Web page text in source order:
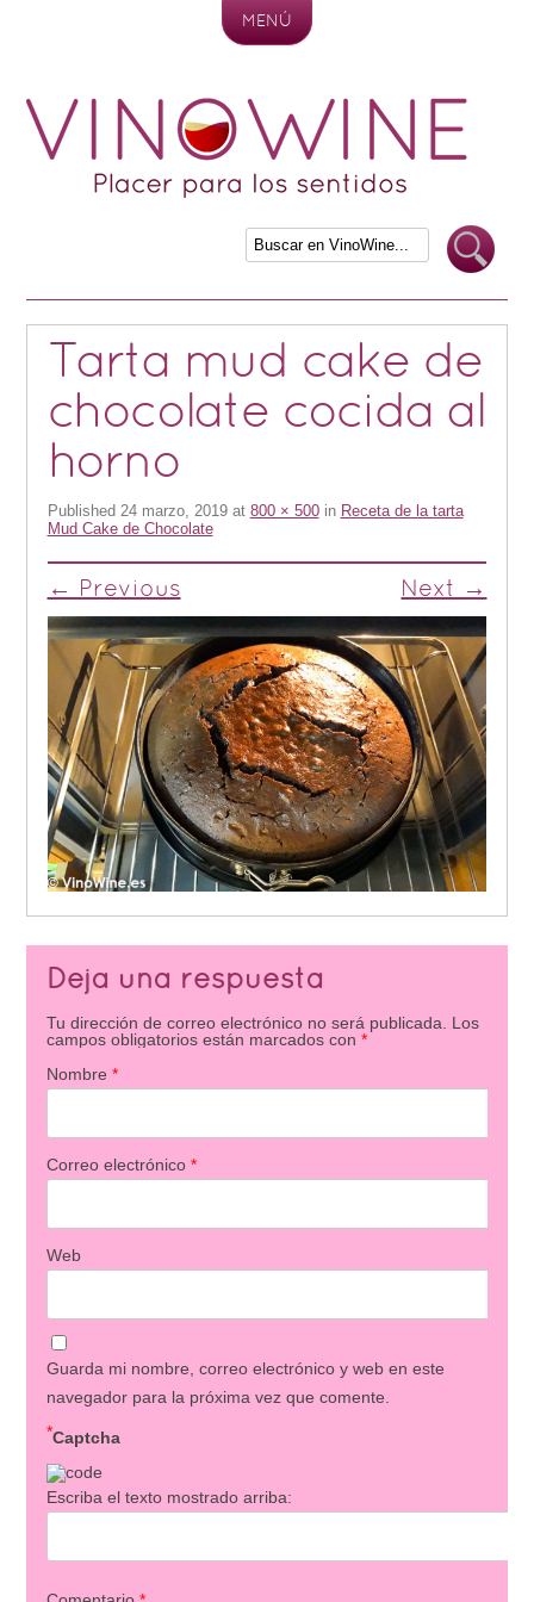
MENÚ
Tarta mud cake de
chocolate cocida al
horno
Published 24 marzo, 2019at 800 × 500in Receta de la tarta
Mud Cake de Chocolate
← Previous Next →
Deja una respuesta
Tu dirección de correo electrónico no será publicada.
Los
campos obligatorios están marcados con *
Nombre *
Correo electrónico *
Web
Guarda mi nombre, correo electrónico y web en este
navegador para la próxima vez que comente.
Captcha
*
Escriba el texto mostrado arriba: